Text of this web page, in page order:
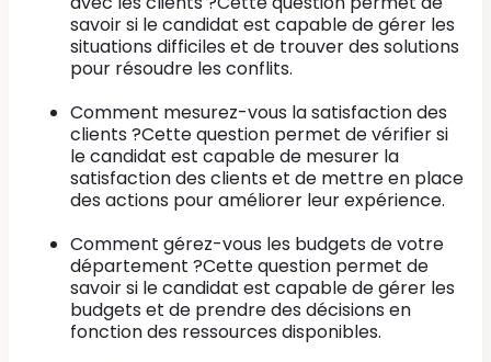
savoir si le candidat est capable de gérer les
situations difficiles et de trouver des solutions
pour résoudre les conflits.
Comment mesurez-vous la satisfaction des
clients ?Cette question permet de vérifier si
le candidat est capable de mesurer la
satisfaction des clients et de mettre en place
des actions pour améliorer leur expérience.
Comment gérez-vous les budgets de votre
département ?Cette question permet de
savoir si le candidat est capable de gérer les
budgets et de prendre des décisions en
fonction des ressources disponibles.